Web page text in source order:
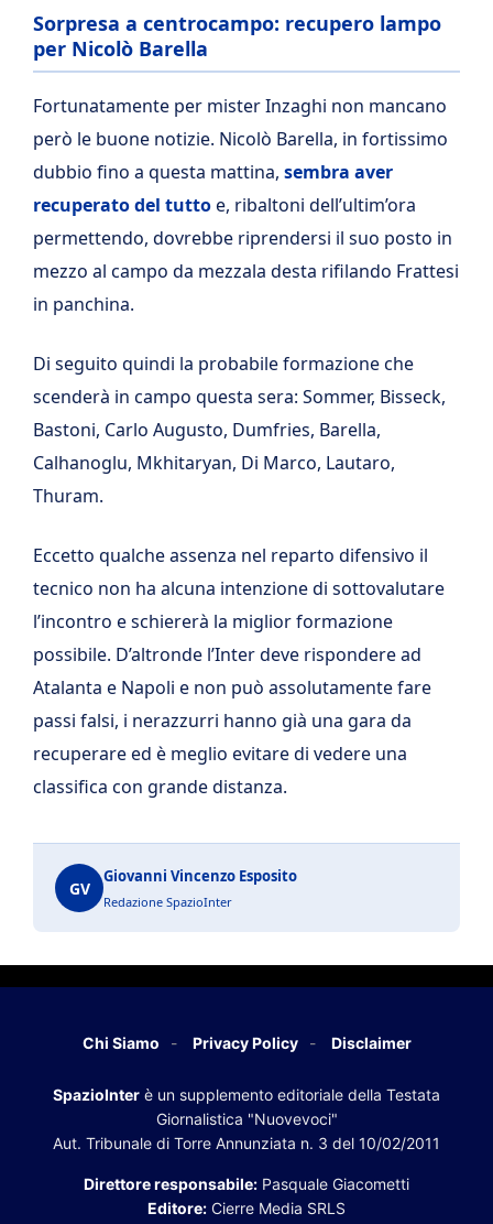
Sorpresa a centrocampo: recupero lampo
per Nicolò Barella
Fortunatamente per mister Inzaghi non mancano
però le buone notizie. Nicolò Barella, in fortissimo
dubbio fino a questa mattina, sembra aver
recuperato del tuttoe, ribaltoni dell’ultim’ora
permettendo, dovrebbe riprendersi il suo posto in
mezzo al campo da mezzala desta rifilando Frattesi
in panchina.
Di seguito quindi la probabile formazione che
scenderà in campo questa sera: Sommer, Bisseck,
Bastoni, Carlo Augusto, Dumfries, Barella,
Calhanoglu, Mkhitaryan, Di Marco, Lautaro,
Thuram.
Eccetto qualche assenza nel reparto difensivo il
tecnico non ha alcuna intenzione di sottovalutare
l’incontro e schiererà la miglior formazione
possibile. D’altronde l’Inter deve rispondere ad
Atalanta e Napoli e non può assolutamente fare
passi falsi, i nerazzurri hanno già una gara da
recuperare ed è meglio evitare di vedere una
classifica con grande distanza.
GV
Giovanni Vincenzo Esposito
Redazione SpazioInter
Chi Siamo Privacy Policy Disclaimer
SpazioInter è un supplemento editoriale della Testata
Giornalistica "Nuovevoci"
Aut. Tribunale di Torre Annunziata n. 3 del 10/02/2011
Direttore responsabile: Pasquale Giacometti
Editore: Cierre Media SRLS